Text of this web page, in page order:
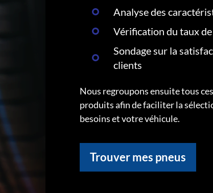
Analyse des
Vérification du taux
Sondage sur la
clients
Nous regroupons ensuite tous
produits afin de faciliter la
besoins et votre véhicule.
Trouver mes pneus